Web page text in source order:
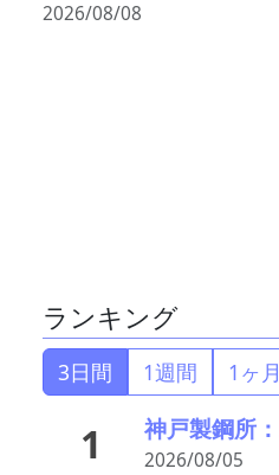
2026/08/08
ランキング
3日間 1週間 1ヶ月
1 2026/08/05